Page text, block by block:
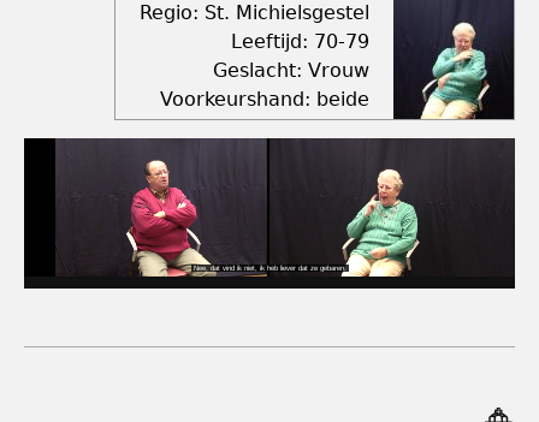
Regio: St. Michielsgestel
Leeftijd: 70-79
Geslacht: Vrouw
Voorkeurshand: beide